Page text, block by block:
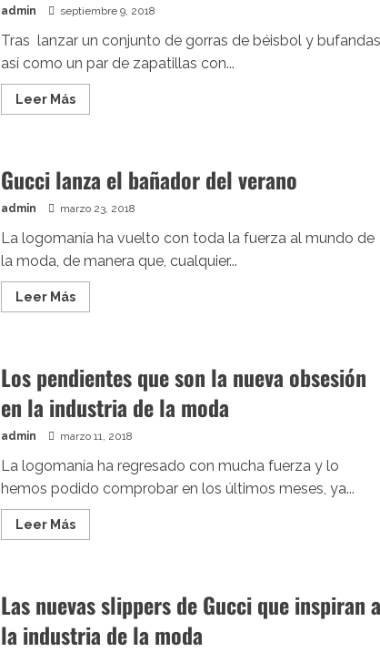
que
al
regreso
de
esta
prenda
admin septiembre 9, 2018
Tras lanzar un conjunto de gorras de béisbol y
así como un par de zapatillas con...
Leer MásLeer
más
añadidos
a
colección
los
Yankees
Gucci lanza el bañador del verano
admin marzo 23, 2018
La logomanía ha vuelto con toda la fuerza al mundo de
la moda, de manera que, cualquier...
Leer MásLeer
más
el
bañador
del
verano
Los pendientes que son la nueva obsesión
en la industria de la moda
admin marzo 11, 2018
La logomanía ha regresado con mucha fuerza y lo
hemos podido comprobar en los últimos meses, ya...
Leer MásLeer
más
que
son
la
nueva
Las nuevas slippers de Gucci que inspiran a
la industria de la moda